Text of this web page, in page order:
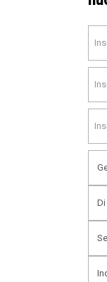
Settembre 2022
Settembre 2021